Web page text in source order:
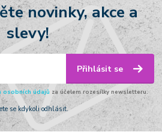
novinky, akce a
slevy!
Přihlásit se
osobních údajů za účelem rozesílky newsletteru.
se kdykoli odhlásit.